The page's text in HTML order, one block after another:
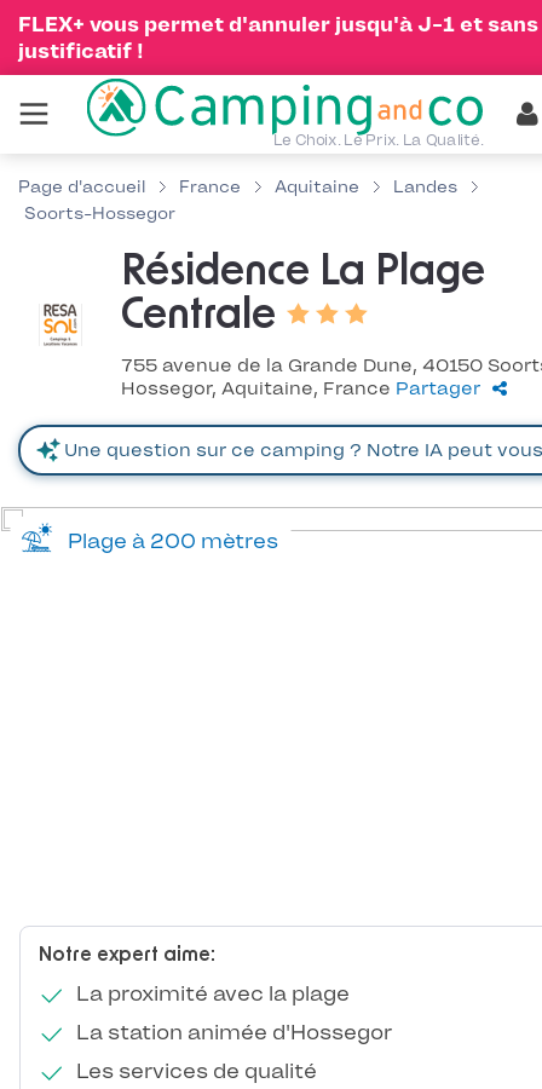
FLEX+ vous permet d'annuler jusqu'à J-1 et sans
justificatif !
Le Choix. Le Prix. La Qualité.
Page d'accueil France Aquitaine
Landes
Soorts-Hossegor
Résidence La Plage
Centrale
755 avenue de la Grande Dune, 40150
Hossegor, Aquitaine, France Partager
Notre expert aime:
La proximité avec la plage
La station animée d'Hossegor
Les services de qualité
Plage à 200 mètres